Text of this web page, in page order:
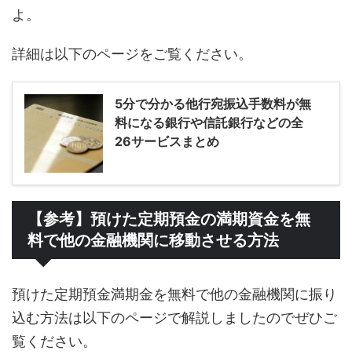
よ。
詳細は以下のページをご覧ください。
5分で分かる他行宛振込手数料が無
料になる銀行や信託銀行などの全
26サービスまとめ
【参考】預けた定期預金の満期資金を無
料で他の金融機関に移動させる方法
預けた定期預金満期金を無料で他の金融機関に振り
込む方法は以下のページで解説しましたのでぜひご
覧ください。